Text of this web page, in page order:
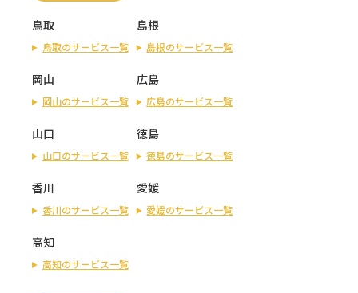
鳥取
鳥取のサービス一覧
島根
島根のサービス一覧
岡山
岡山のサービス一覧
広島
広島のサービス一覧
山口
山口のサービス一覧
徳島
徳島のサービス一覧
香川
香川のサービス一覧
愛媛
愛媛のサービス一覧
高知
高知のサービス一覧